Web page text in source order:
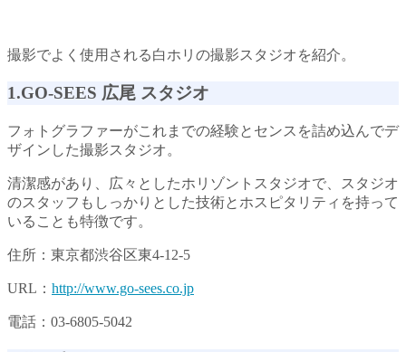
撮影でよく使用される白ホリの撮影スタジオを紹介。
1.GO-SEES 広尾 スタジオ
フォトグラファーがこれまでの経験とセンスを詰め込んでデ
ザインした撮影スタジオ。
清潔感があり、広々としたホリゾントスタジオで、スタジオ
のスタッフもしっかりとした技術とホスピタリティを持って
いることも特徴です。
住所：東京都渋谷区東4-12-5
URL： http://www.go-sees.co.jp
電話：03-6805-5042